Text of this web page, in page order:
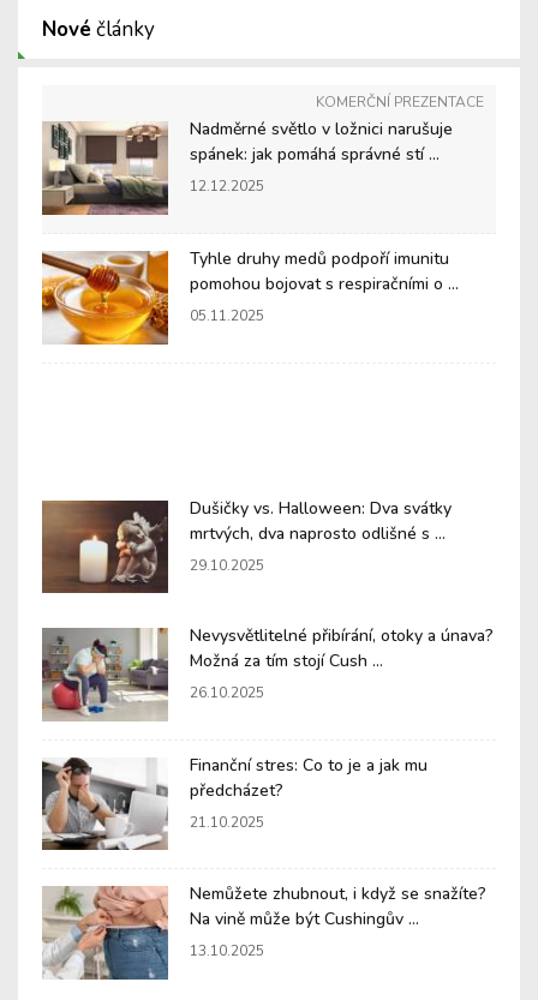
Nové články
KOMERČNÍ PREZENTACE
Nadměrné světlo v ložnici narušuje
spánek: jak pomáhá správné stí ...
12.12.2025
Tyhle druhy medů podpoří imunitu
pomohou bojovat s respiračními o ...
05.11.2025
Dušičky vs. Halloween: Dva svátky
mrtvých, dva naprosto odlišné s ...
29.10.2025
Nevysvětlitelné přibírání, otoky a únava?
Možná za tím stojí Cush ...
26.10.2025
Finanční stres: Co to je a jak mu
předcházet?
21.10.2025
Nemůžete zhubnout, i když se snažíte?
Na vině může být Cushingův ...
13.10.2025